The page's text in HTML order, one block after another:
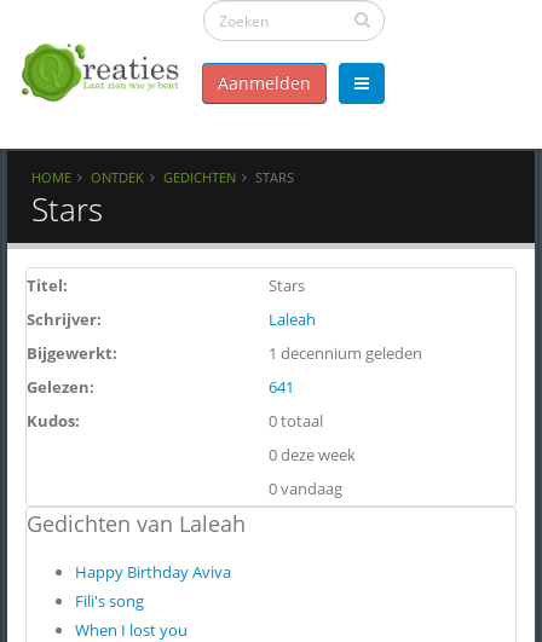
Aanmelden
HOME ONTDEK GEDICHTEN STARS
Stars
Titel:
Stars
Schrijver:
Laleah
Bijgewerkt:
1 decennium geleden
Gelezen:
641
Kudos:
0 totaal
0 deze week
0 vandaag
Gedichten van Laleah
Happy Birthday Aviva
Fili's song
When I lost you